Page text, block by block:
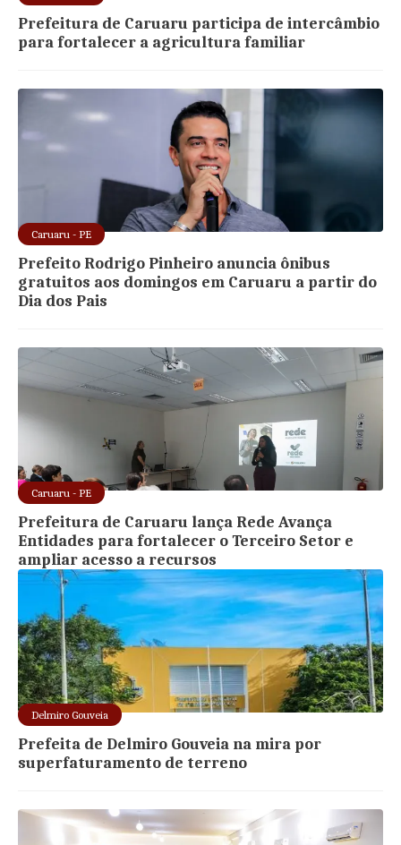
Prefeitura de Caruaru participa de intercâmbio
para fortalecer a agricultura familiar
Caruaru - PE
Prefeito Rodrigo Pinheiro anuncia ônibus
gratuitos aos domingos em Caruaru a partir do
Dia dos Pais
Caruaru - PE
Prefeitura de Caruaru lança Rede Avança
Entidades para fortalecer o Terceiro Setor e
ampliar acesso a recursos
Delmiro Gouveia
Prefeita de Delmiro Gouveia na mira por
superfaturamento de terreno